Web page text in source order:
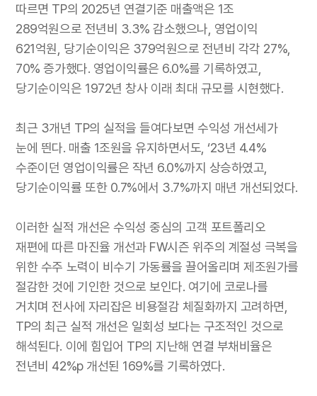
따르면 TP의 2025년 연결기준 매출액은 1조
289억원으로 전년비 3.3% 감소했으나, 영업이익
621억원, 당기순이익은 379억원으로 전년비 각각 27%,
70% 증가했다. 영업이익률은 6.0%를 기록하였고,
당기순이익은 1972년 창사 이래 최대 규모를 시현했다.
최근 3개년 TP의 실적을 들여다보면 수익성 개선세가
눈에 띈다. 매출 1조원을 유지하면서도, ‘23년 4.4%
수준이던 영업이익률은 작년 6.0%까지 상승하였고,
당기순이익률 또한 0.7%에서 3.7%까지 매년 개선되었다.
이러한 실적 개선은 수익성 중심의 고객 포트폴리오
재편에 따른 마진율 개선과 FW시즌 위주의 계절성 극복을
위한 수주 노력이 비수기 가동률을 끌어올리며 제조원가를
절감한 것에 기인한 것으로 보인다. 여기에 코로나를
거치며 전사에 자리잡은 비용절감 체질화까지 고려하면,
TP의 최근 실적 개선은 일회성 보다는 구조적인 것으로
해석된다. 이에 힘입어 TP의 지난해 연결 부채비율은
전년비 42%p 개선된 169%를 기록하였다.